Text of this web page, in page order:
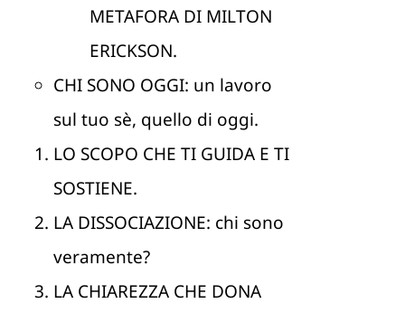
METAFORA DI MILTON
ERICKSON.
CHI SONO OGGI: un lavoro
sul tuo sè, quello di oggi.
LO SCOPO CHE TI GUIDA E TI
SOSTIENE.
LA DISSOCIAZIONE: chi sono
veramente?
LA CHIAREZZA CHE DONA